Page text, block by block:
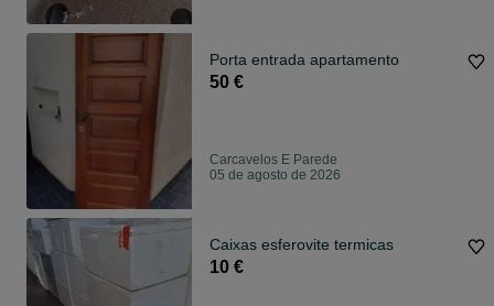
Porta entrada apartamento
50 €
Carcavelos E Parede
05 de agosto de 2026
Caixas esferovite termicas
10 €